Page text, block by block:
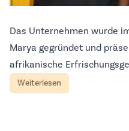
Das Unternehmen wurde
Marya gegründet und
afrikanische
Weiterlesen